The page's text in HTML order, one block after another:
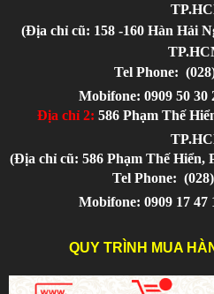
(Địa chỉ cũ: 158 -160 Hàn Hải
Tel Phone:
Mobifone: 0909 50 30
Địa chỉ 2: 586 Phạm Thế
(Địa chỉ cũ: 586 Phạm Thế Hiển,
Tel Phone:
Mobifone: 0909 17 47
QUY TRÌNH MUA